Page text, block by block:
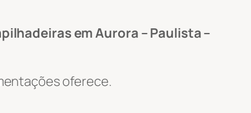
em Aurora – Paulista –
oferece.